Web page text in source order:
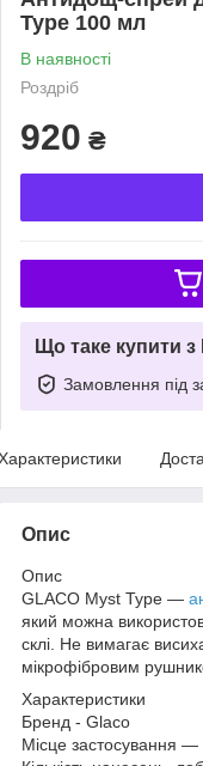
Type 100 мл
В наявності
Роздріб
920 ₴
Що таке купити
Замовлення під
Опис
Опис
GLACO Myst Type —
який можна
склі. Не вимагає
мікрофібровим
Характеристики
Бренд - Glaco
Місце застосування —